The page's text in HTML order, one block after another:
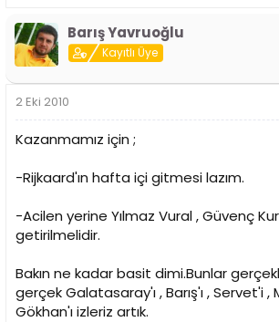
Barış Yavruoğlu
Kayıtlı Üye
2 Eki 2010
Kazanmamız için ;
-Rijkaard'ın hafta içi gitmesi lazım.
-Acilen yerine Yılmaz Vural , Güvenç
getirilmelidir.
Bakın ne kadar basit dimi.Bunlar
gerçek Galatasaray'ı , Barış'ı , Servet'i ,
Gökhan'ı izleriz artık.